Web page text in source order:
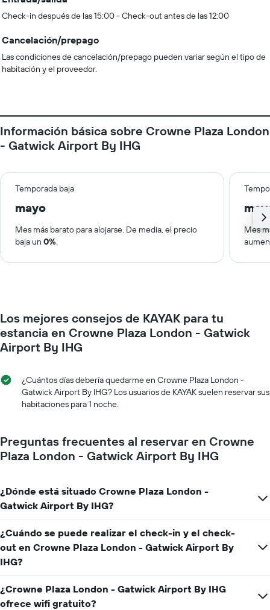
Check-in después de las 15:00 - Check-out antes de las 12:00
Cancelación/prepago
Las condiciones de cancelación/prepago pueden variar según el tipo de
habitación y el proveedor.
Información básica sobre Crowne Plaza London
- Gatwick Airport By IHG
Temporada baja
mayo
Mes más barato para alojarse. De media, el precio
baja un 0%.
Mes
Los mejores consejos de KAYAK para tu
estancia en Crowne Plaza London - Gatwick
Airport By IHG
¿Cuántos días debería quedarme en Crowne Plaza London -
Gatwick Airport By IHG? Los usuarios de KAYAK suelen reservar sus
habitaciones para 1 noche.
Preguntas frecuentes al reservar en Crowne
Plaza London - Gatwick Airport By IHG
¿Dónde está situado Crowne Plaza London -
Gatwick Airport By IHG?
¿Cuándo se puede realizar el check-in y el check-
out en Crowne Plaza London - Gatwick Airport By
IHG?
¿Crowne Plaza London - Gatwick Airport By IHG
ofrece wifi gratuito?